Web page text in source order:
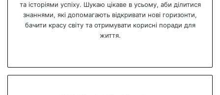
та історіями успіху. Шукаю цікаве в усьому, аби ділитися
знаннями, які допомагають відкривати нові горизонти,
бачити красу світу та отримувати корисні поради для
життя.
te